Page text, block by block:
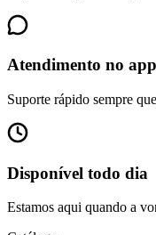
Atendimento no app
Suporte rápido sempre
Disponível todo dia
Estamos aqui quando a